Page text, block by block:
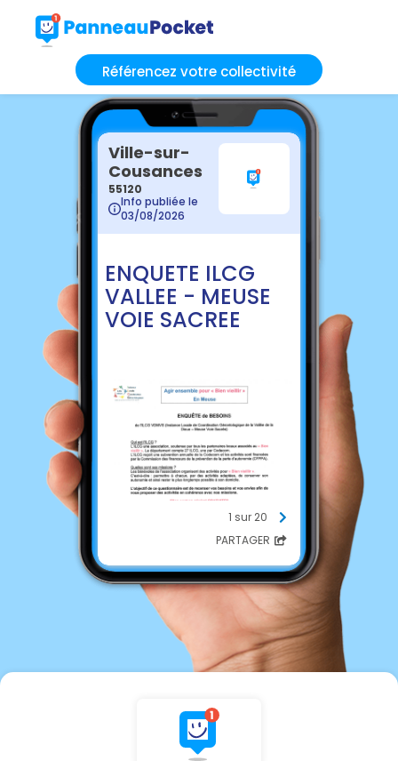
Référencez votre collectivité
Ville-sur-
Cousances
55120
Info publiée le
03/08/2026
ENQUETE ILCG
VALLEE - MEUSE
VOIE SACREE
1 sur 20
PARTAGER